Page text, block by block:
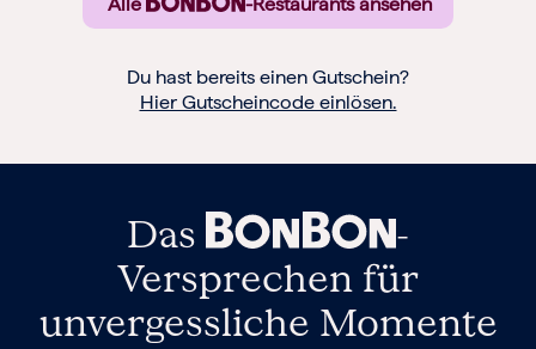
Du hast bereits einen Gutschein?
Hier Gutscheincode einlösen.
Das
-
Versprechen für
unvergessliche Momente